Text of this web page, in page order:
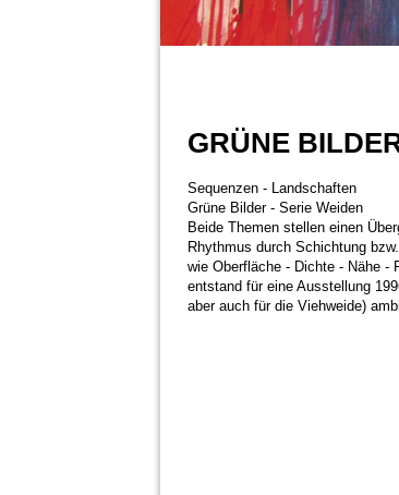
GRÜNE
Sequenzen - Landschaften
Grüne Bilder - Serie Weiden
Beide Themen stellen einen
Rhythmus durch Schichtung
wie Oberfläche - Dichte - Nähe -
entstand für eine Ausstellung
aber auch für die Viehweide)